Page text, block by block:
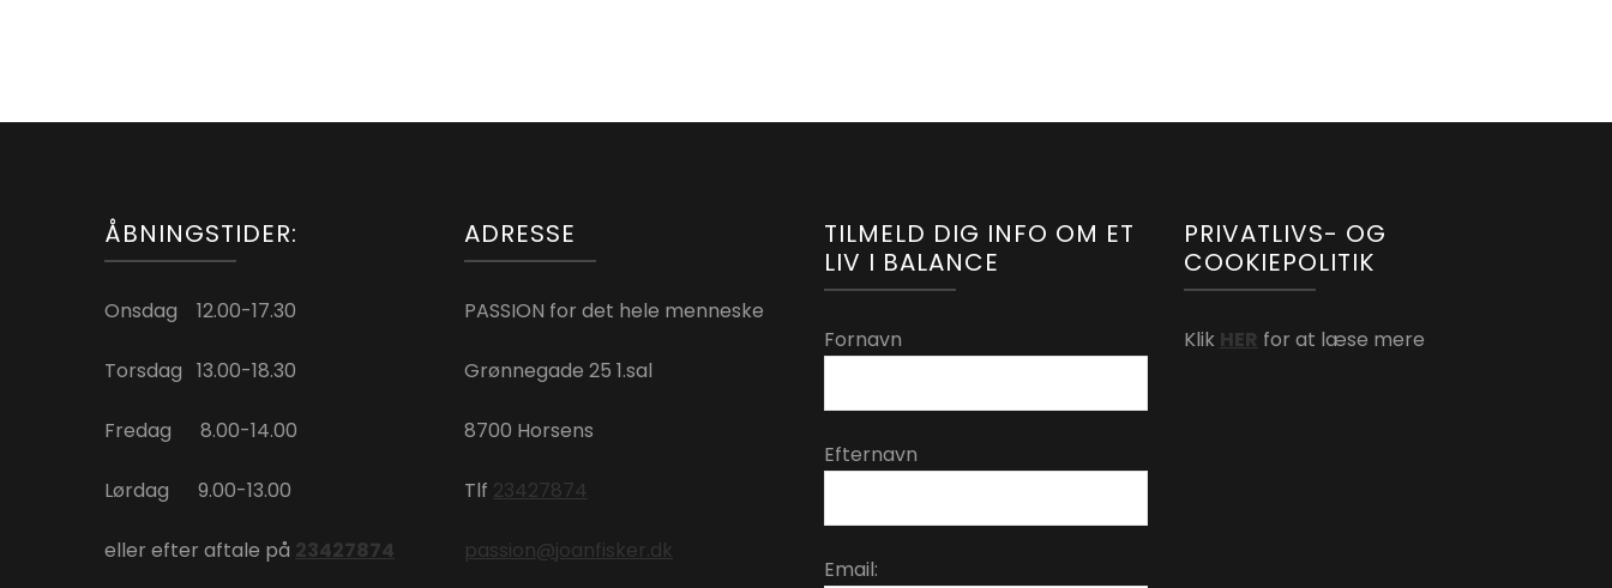
ÅBNINGSTIDER:
Onsdag 12.00-17.30
Torsdag 13.00-18.30
Fredag 8.00-14.00
Lørdag 9.00-13.00
eller efter aftale på 23427874
ADRESSE
PASSION for det hele menneske
Grønnegade 25 1.sal
8700 Horsens
Tlf 23427874
passion@joanfisker.dk
TILMELD DIG INFO OM ET
LIV I BALANCE
Fornavn
Efternavn
Email:
PRIVATLIVS- OG
COOKIEPOLITIK
Klik HER for at læse mere